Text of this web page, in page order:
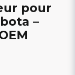
pour
–